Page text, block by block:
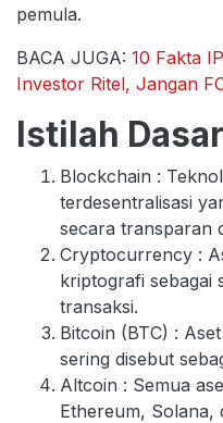
pemula.
BACA JUGA: 10 Fakta
Investor Ritel, Jangan
Istilah
Blockchain :
terdesentralisasi
secara transparan
Cryptocurrency :
kriptografi sebagai
transaksi.
Bitcoin (BTC) :
sering disebut
Altcoin : Semua
Ethereum, Solana,